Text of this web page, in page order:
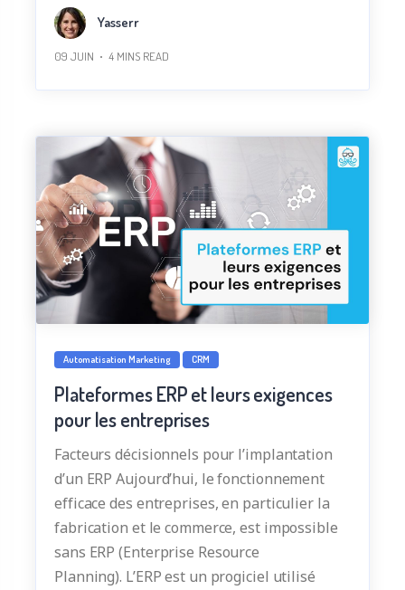
Yasserr
09 JUIN 4 MINS READ
Automatisation Marketing CRM
Plateformes ERP et leurs exigences
pour les entreprises
Facteurs décisionnels pour l’implantation
d’un ERP Aujourd’hui, le fonctionnement
efficace des entreprises, en particulier la
fabrication et le commerce, est impossible
sans ERP (Enterprise Resource
Planning). L’ERP est un progiciel utilisé